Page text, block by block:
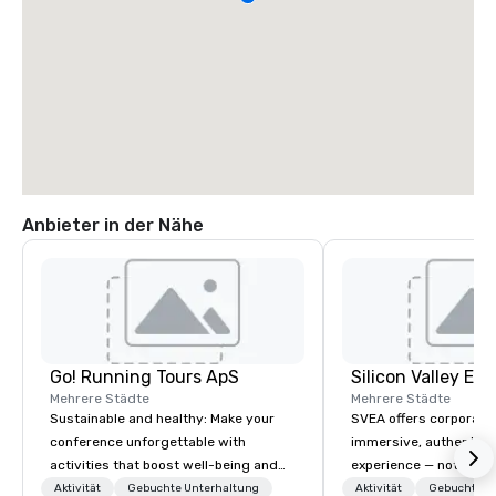
Anbieter in der Nähe
Go! Running Tours ApS
Mehrere Städte
Sustainable and healthy: Make your
conference unforgettable with
activities that boost well-being and
lower carbon footprints. Explore the
Aktivität Gebuchte Unterhaltung
Mehrere Städte
SVEA offers
immersive, authentic
experience — not a
transformation. We
Aktivität
Gebuchte